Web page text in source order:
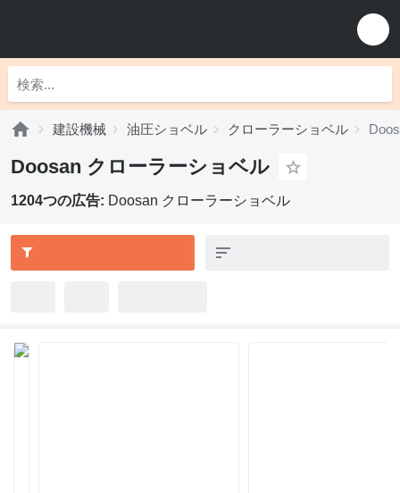
建設機械 油圧ショベル クローラーショベル
Doosan クローラーショベル
1204つの広告: Doosan クローラーショベル